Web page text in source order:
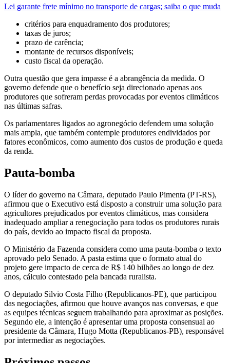
Lei garante frete mínimo no transporte de cargas; saiba o que muda
critérios para enquadramento dos produtores;
taxas de juros;
prazo de carência;
montante de recursos disponíveis;
custo fiscal da operação.
Outra questão que gera impasse é a abrangência da medida. O
governo defende que o benefício seja direcionado apenas aos
produtores que sofreram perdas provocadas por eventos climáticos
nas últimas safras.
Os parlamentares ligados ao agronegócio defendem uma solução
mais ampla, que também contemple produtores endividados por
fatores econômicos, como aumento dos custos de produção e queda
da renda.
Pauta-bomba
O líder do governo na Câmara, deputado Paulo Pimenta (PT-RS),
afirmou que o Executivo está disposto a construir uma solução para
agricultores prejudicados por eventos climáticos, mas considera
inadequado ampliar a renegociação para todos os produtores rurais
do país, devido ao impacto fiscal da proposta.
O Ministério da Fazenda considera como uma pauta-bomba o texto
aprovado pelo Senado. A pasta estima que o formato atual do
projeto gere impacto de cerca de R$ 140 bilhões ao longo de dez
anos, cálculo contestado pela bancada ruralista.
O deputado Silvio Costa Filho (Republicanos-PE), que participou
das negociações, afirmou que houve avanços nas conversas, e que
as equipes técnicas seguem trabalhando para aproximar as posições.
Segundo ele, a intenção é apresentar uma proposta consensual ao
presidente da Câmara, Hugo Motta (Republicanos-PB), responsável
por intermediar as negociações.